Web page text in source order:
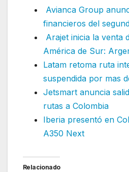
Avianca Group
financieros del
Arajet inicia la venta
América de Sur:
Latam retoma ruta
suspendida por mas
Jetsmart anuncia
rutas a Colombia
Iberia presentó en
A350 Next
Relacionado